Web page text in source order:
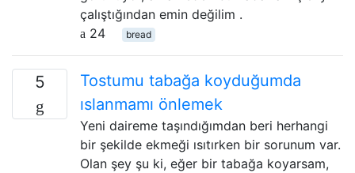
çalıştığından emin değilim .
24
bread
5
Tostumu tabağa koyduğumda
ıslanmamı önlemek
Yeni daireme taşındığımdan beri herhangi
bir şekilde ekmeği ısıtırken bir sorunum var.
Olan şey şu ki, eğer bir tabağa koyarsam,